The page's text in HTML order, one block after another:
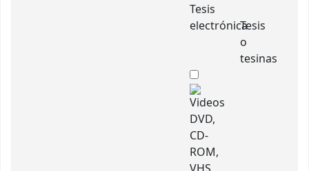
Tesis
electrónicaTesis
o
tesinas